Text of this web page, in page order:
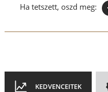
Ha tetszett, oszd meg:
KEDVENCEITEK